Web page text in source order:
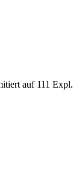
auf 111 Expl.